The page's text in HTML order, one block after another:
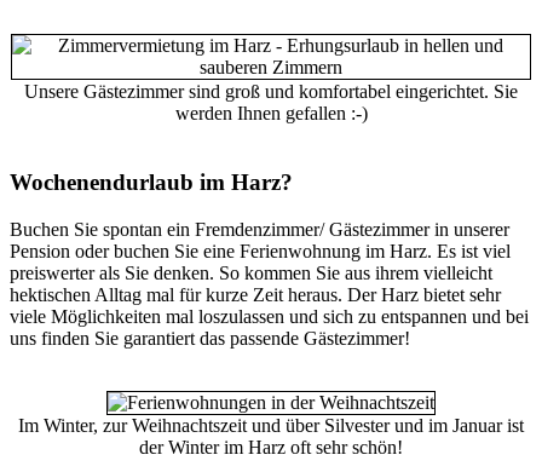
Unsere Gästezimmer sind groß und komfortabel eingerichtet. Sie
werden Ihnen gefallen :-)
Wochenendurlaub im Harz?
Buchen Sie spontan ein Fremdenzimmer/ Gästezimmer in unserer
Pension oder buchen Sie eine Ferienwohnung im Harz. Es ist viel
preiswerter als Sie denken. So kommen Sie aus ihrem vielleicht
hektischen Alltag mal für kurze Zeit heraus. Der Harz bietet sehr
viele Möglichkeiten mal loszulassen und sich zu entspannen und bei
uns finden Sie garantiert das passende Gästezimmer!
Im Winter, zur Weihnachtszeit und über Silvester und im Januar ist
der Winter im Harz oft sehr schön!